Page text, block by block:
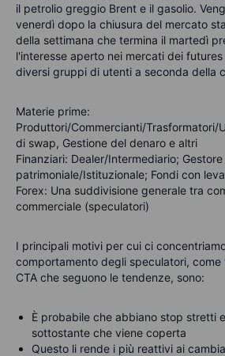
il petrolio greggio Brent e il gasolio.
venerdì dopo la chiusura del mercato
della settimana che termina il martedì
l'interesse aperto nei mercati dei
diversi gruppi di utenti a seconda della
Materie prime:
Produttori/Commercianti/Trasformatori/
di swap, Gestione del denaro e altri
Finanziari: Dealer/Intermediario; Gestore
patrimoniale/Istituzionale; Fondi con
Forex: Una suddivisione generale tra
commerciale (speculatori)
I principali motivi per cui ci
comportamento degli speculatori,
CTA che seguono le tendenze, sono:
È probabile che abbiano stop stretti
sottostante che viene coperta
Questo li rende i più reattivi ai